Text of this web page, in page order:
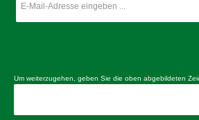
Mail-
*
Um weiterzugehen, geben Sie die oben abgebildeten